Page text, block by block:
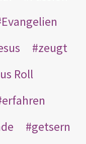
Evangelien
zeugt
Roll
erfahren
getsern